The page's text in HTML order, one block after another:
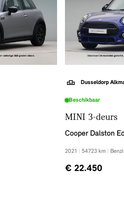
Dusseldorp
Beschikbaar
MINI 3-deurs
Cooper Dalston
2021 54723 km
€ 22.450